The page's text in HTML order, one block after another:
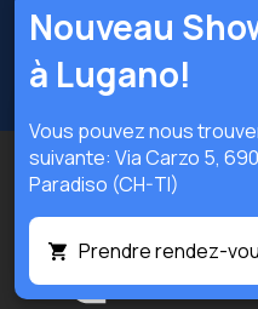
- +
Copyright © Terzi Service S.r.l. — Tous
Digital
Nouveau
à Lugano!
Vous pouvez nous
suivante: Via Carzo 5,
Paradiso (CH-TI)
Prendre rendez-